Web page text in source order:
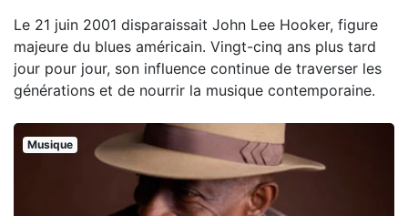
Le 21 juin 2001 disparaissait John Lee Hooker, figure
majeure du blues américain. Vingt-cinq ans plus tard
jour pour jour, son influence continue de traverser les
générations et de nourrir la musique contemporaine.
Musique